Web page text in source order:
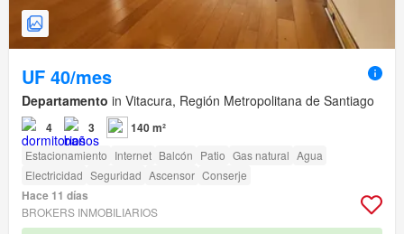
UF 40/mes
Departamento in Vitacura, Región Metropolitana de Santiago
4 3 140 m²
Estacionamiento Internet Balcón Patio Gas natural Agua
Electricidad Seguridad Ascensor Conserje
Hace 11 días
BROKERS INMOBILIARIOS